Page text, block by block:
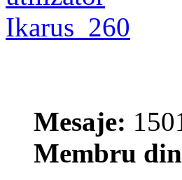
Ikarus_260
Mesaje:
Membru